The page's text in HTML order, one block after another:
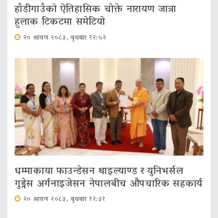
हाँडीगाउँको ऐतिहासिक चोक्ते नारायण जात्रा
हुलाक टिकटमा समेटियो
२० श्रावण २०८३, बुधबार १२:५२
धम्माकाया फाउन्डेसन थाइल्याण्ड र युनिभर्सल
गुड्नेस अर्गनाइजेसन नेपालबीच औपचारिक सहकार्य
२० श्रावण २०८३, बुधबार १२:३१